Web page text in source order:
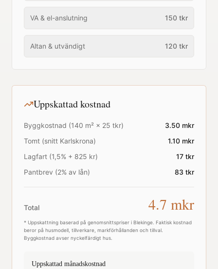
VA & el-anslutning 150 tkr
Altan & utvändigt 120 tkr
Uppskattad kostnad
Byggkostnad (140 m² × 25 tkr) 3.50 mkr
Tomt (snitt Karlskrona) 1.10 mkr
Lagfart (1,5% + 825 kr)
17 tkr
Pantbrev (2% av lån)
83 tkr
Total 4.7 mkr
* Uppskattning baserad på genomsnittspriser i Blekinge . Faktisk kostnad
beror på husmodell, tillverkare, markförhållanden och tillval.
Byggkostnad avser nyckelfärdigt hus.
Uppskattad månadskostnad